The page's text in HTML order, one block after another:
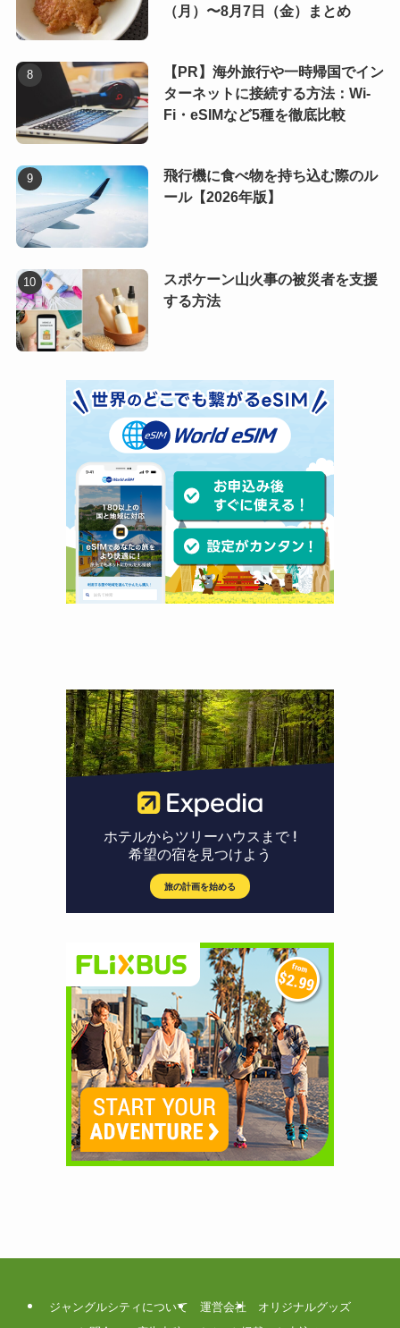
（月）〜8月7日（金）まとめ
【PR】海外旅行や一時帰国でイン
ターネットに接続する方法：Wi-
Fi・eSIMなど5種を徹底比較
飛行機に食べ物を持ち込む際のル
ール【2026年版】
スポケーン山火事の被災者を支援
する方法
ジャングルシティについて 運営会社
オリジナルグッズ